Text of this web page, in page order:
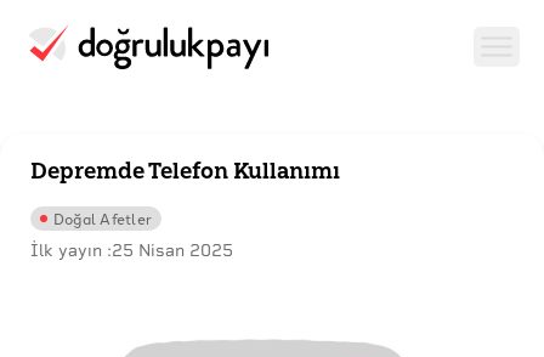
Depremde Telefon Kullanımı
Doğal Afetler
İlk yayın :25 Nisan 2025